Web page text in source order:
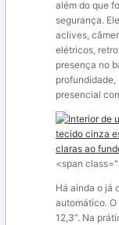
além do que
segurança.
aclives,
elétricos,
presença no
presencial
<span
Há ainda o já
automático.
12,3”. Na